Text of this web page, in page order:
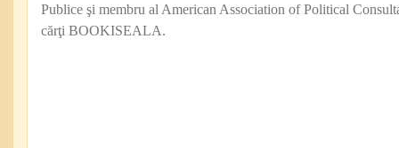
Publice şi membru al American Association of Political
cărţi BOOKISEALA.